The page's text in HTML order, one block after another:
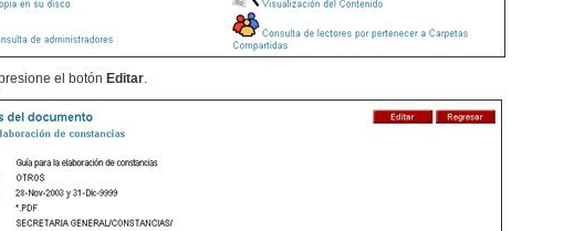
el botón Editar.